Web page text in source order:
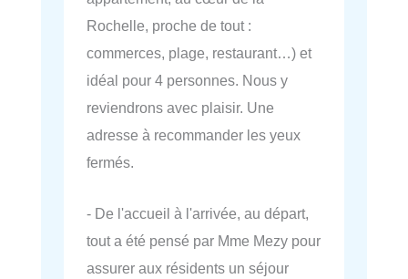
Rochelle, proche de tout :
commerces, plage, restaurant…) et
idéal pour 4 personnes. Nous y
reviendrons avec plaisir. Une
adresse à recommander les yeux
fermés.
- De l'accueil à l'arrivée, au départ,
tout a été pensé par Mme Mezy pour
assurer aux résidents un séjour